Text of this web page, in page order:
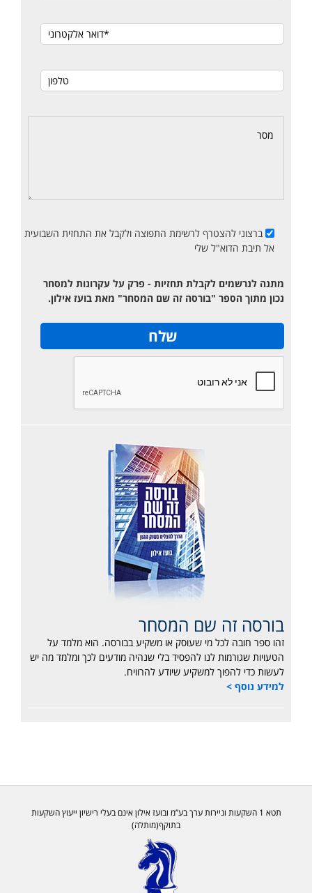
ברצוני להצטרף לרשימת התפוצה ולקבל את התחזית השבועית
אל תיבת הדוא"ל שלי
מתנה לנרשמים לקבלת תחזיות - פרק על עקרונות למסחר
נכון מתוך הספר "בורסה זה שם המסחר" מאת בועז אילון.
בורסה זה שם המסחר
זהו ספר חובה לכל מי שעוסק או משקיע בבורסה. הוא מלמד על
הטעויות שגורמות לנו להפסיד בלי שנהיה מודעים לכך ומלמד מה יש
לעשות כדי להפוך למשקיע שיודע להרוויח.
למידע נוסף >
תטא 1 השקעות וניירות ערך בע”מ ובועז אילון אינם בעלי רישיון ייעוץ השקעות
בתוקף(מותלה)